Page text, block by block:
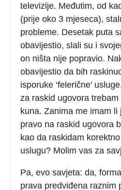
televizije. Međutim, od
(prije oko 3 mjeseca),
probleme. Desetak puta
obavijestio, slali su i
on ništa nije popravio.
obavijestio da bih
isporuke ‘felerične’
za raskid ugovora
kuna. Zanima me imam
pravo na raskid ugovora
kao da raskidam
uslugu? Molim vas za
Pa, evo savjeta: da,
prava predviđena raznim